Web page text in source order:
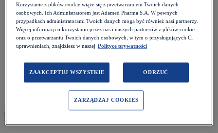
Opieka koordynowana
Konferencje
Podcasty
Kalkulatory
Rezydenci
Więcej>
Konkursy
Webinary
Poradniki
Korzystanie z plików cookie wiąże się z przetwarzaniem Twoich danych
osobowych. Ich Administratorem jest Adamed Pharma S.A. W pewnych
przypadkach administratorami Twoich danych mogą być również nasi partnerzy.
Więcej informacji o korzystaniu przez nas i naszych partnerów z plików cookie
oraz o przetwarzaniu Twoich danych osobowych, w tym o przysługujących Ci
uprawnieniach, znajdziesz w naszej Polityce prywatności
ZAAKCEPTUJ WSZYSTKIE ODRZUĆ
ZARZĄDZAJ COOKIES